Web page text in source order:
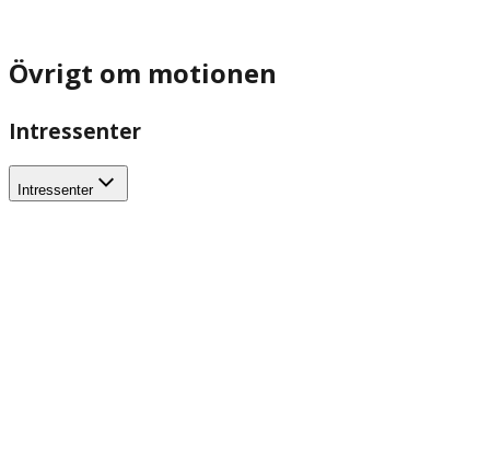
Övrigt om motionen
Intressenter
Intressenter